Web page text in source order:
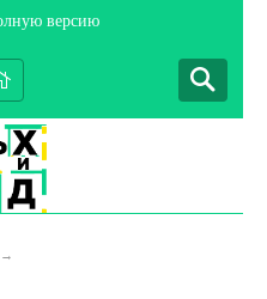
версию
→